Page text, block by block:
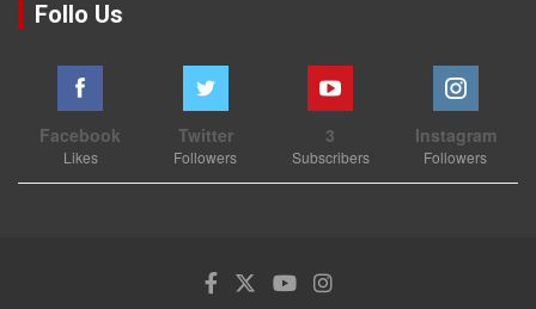
Follo Us
Facebook
Likes
Twitter
Followers
3
Subscribers
Instagram
Followers